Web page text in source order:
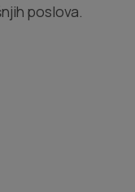
poslova.